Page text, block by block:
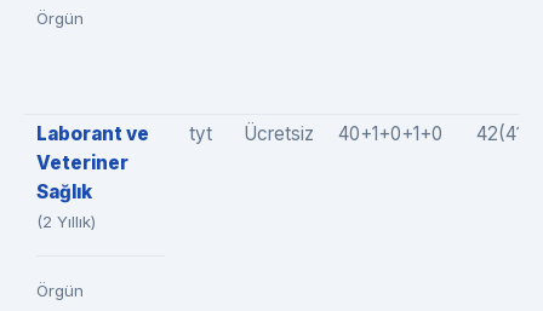
Örgün
Laborant ve
Veteriner
Sağlık
(2 Yıllık)
Örgün
tyt Ücretsiz 40+1+0+1+0